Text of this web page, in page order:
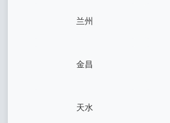
兰州
金昌
天水